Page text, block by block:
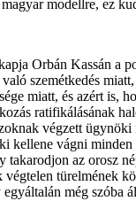
modellre, ez
Orbán Kassán a
szemétkedés
miatt, és azért is,
ratifikálásának
végzett ügynöki
kellene vágni
takarodjon az orosz
türelmének
még szóba